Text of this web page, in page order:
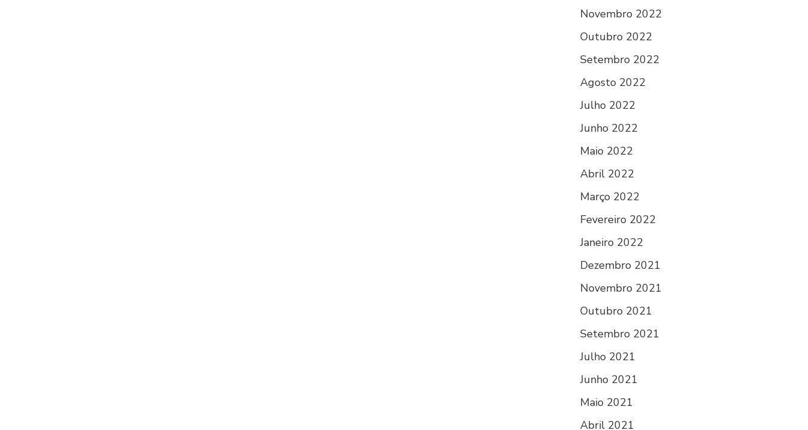
Novembro 2022
Outubro 2022
Setembro 2022
Agosto 2022
Julho 2022
Junho 2022
Maio 2022
Abril 2022
Março 2022
Fevereiro 2022
Janeiro 2022
Dezembro 2021
Novembro 2021
Outubro 2021
Setembro 2021
Julho 2021
Junho 2021
Maio 2021
Abril 2021